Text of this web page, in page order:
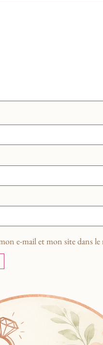
e-mail et mon site dans